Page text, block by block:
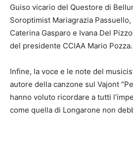
Guiso vicario del Questore di
Soroptimist Mariagrazia
Caterina Gasparo e Ivana Del
del presidente CCIAA Mario Pozza.
Infine, la voce e le note del
autore della canzone sul Vajont
hanno voluto ricordare a tutti
come quella di Longarone non